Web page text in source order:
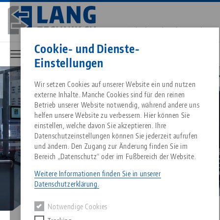
Cookie- und Dienste-
Einstellungen
Wir setzen Cookies auf unserer Website ein und nutzen
externe Inhalte. Manche Cookies sind für den reinen
Betrieb unserer Website notwendig, während andere uns
helfen unsere Website zu verbessern. Hier können Sie
einstellen, welche davon Sie akzeptieren. Ihre
Datenschutzeinstellungen können Sie jederzeit aufrufen
und ändern. Den Zugang zur Änderung finden Sie im
Bereich „Datenschutz“ oder im Fußbereich der Website.
Weitere Informationen finden Sie in unserer
Datenschutzerklärung.
Notwendige Cookies
Direkt
zum
Inhalt
Alles aus einer Hand
Nullpunktspanntechnik
Werkstückspanntechnik
Automation
Über LANG
Philosophie
Innovationen
Vertriebspartner
Downloads
FAQ
Katalog anfordern
Videos
Blog
News
Messen
Passende Produkte
Es tut uns leid. Wir konnten keine Ergebnisse finden.
Zur Produktübersicht
Services
Search
Downloads
Videos
Breadcrumb
Startseite